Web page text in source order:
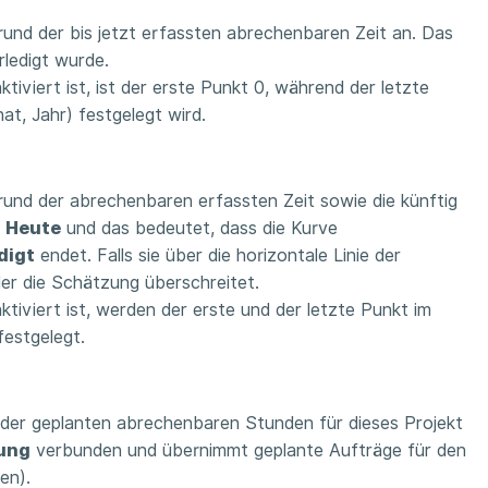
der bis jetzt erfassten abrechenbaren Zeit an. Das
wurde.
ist, ist der erste Punkt 0, während der letzte
Jahr) festgelegt wird.
der abrechenbaren erfassten Zeit sowie die künftig
Heute und das bedeutet, dass die Kurve
endet. Falls sie über die horizontale Linie der
die Schätzung überschreitet.
ist, werden der erste und der letzte Punkt im
geplanten abrechenbaren Stunden für dieses Projekt
verbunden und übernimmt geplante Aufträge für den